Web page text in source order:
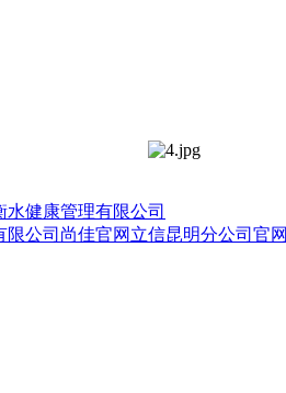
水健康管理有限公司
限公司 尚佳官网 立信昆明分公司官网